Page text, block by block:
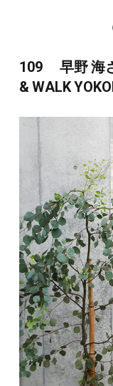
109 早野 海さ
& WALK